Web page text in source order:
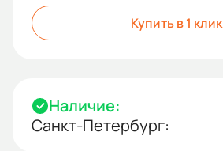
Купить в 1 клик
Наличие:
Санкт-Петербург: